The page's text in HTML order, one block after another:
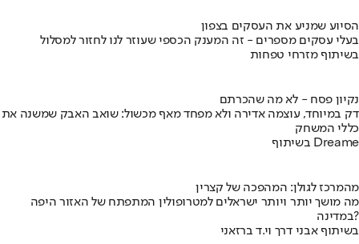
הסיוע שמניע את העסקים בצפון
בעלי עסקים מספרים - זה המענק הכספי שעוזר לנו לחזור למסלול
בשיתוף מזרחי טפחות
נקיון פסח - לא מה שהכרתם
דק במיוחד, עוצמה אדירה ולא מפחד מאף מכשול: שואב האבק שמשנה את
כללי המשחק
בשיתוף Dreame
מהמרכז לגולן: המהפכה של קצרין
מה מושך יותר ויותר ישראלים למטרופולין המתפתח של האזור היפה
במדינה?
בשיתוף אבני דרך וי.ד ברזאני